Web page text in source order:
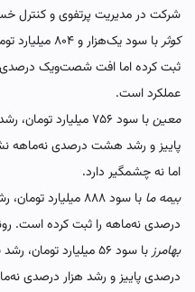
شرکت در مدیریت پرتفوی و کنترل
کوثر
با سود
ثبت کرده اما افت شصت‌ویک درصدی
عملکرد است.
معین
با سود ۷۵۶ میلیارد
پاییز و رشد هشت درصدی نه‌ماهه
اما نه چشمگیر دارد.
بیمه ما
با سود ۸۸۸
درصدی نه‌ماهه را ثبت کرده است.
بهامرز
با سود ۵۶ میلیارد
درصدی پاییز و رشد هزار درصدی